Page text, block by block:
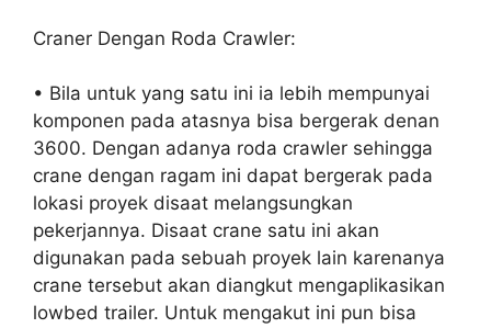
Craner Dengan Roda Crawler:
• Bila untuk yang satu ini ia lebih mempunyai
komponen pada atasnya bisa bergerak denan
3600. Dengan adanya roda crawler sehingga
crane dengan ragam ini dapat bergerak pada
lokasi proyek disaat melangsungkan
pekerjannya. Disaat crane satu ini akan
digunakan pada sebuah proyek lain karenanya
crane tersebut akan diangkut mengaplikasikan
lowbed trailer. Untuk mengakut ini pun bisa